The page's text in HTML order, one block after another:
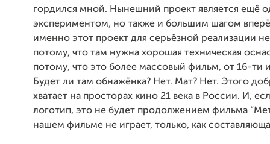
гордился мной. Нынешний проект является ещё
экспериментом, но также и большим шагом
именно этот проект для серьёзной реализации
потому, что там нужна хорошая техническая
потому, что это более массовый фильм, от 16-ти
Будет ли там обнажёнка? Нет. Мат? Нет. Этого
хватает на просторах кино 21 века в России. И,
логотип, это не будет продолжением фильма
нашем фильме не играет, только, как